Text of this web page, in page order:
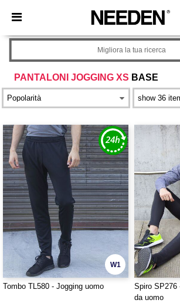
× App Needen
Prezzi migliori sull'app!
PANTALONI JOGGING XS BASE
Migliora la tua ricerca
W1
Tombo TL580 - Jogging uomo
Spiro SP276
da uomo